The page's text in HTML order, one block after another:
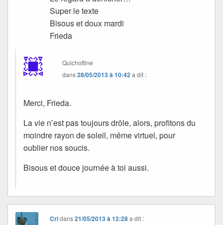
Super le texte
Bisous et doux mardi
Frieda
Quichottine
dans28/05/2013 à 10:42a dit :
Merci, Frieda.
La vie n’est pas toujours drôle, alors, profitons du
moindre rayon de soleil, même virtuel, pour
oublier nos soucis.
Bisous et douce journée à toi aussi.
Cridans21/05/2013 à 12:28 a dit :